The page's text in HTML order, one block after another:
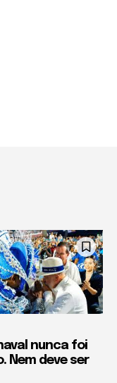
nunca foi
Nem deve ser